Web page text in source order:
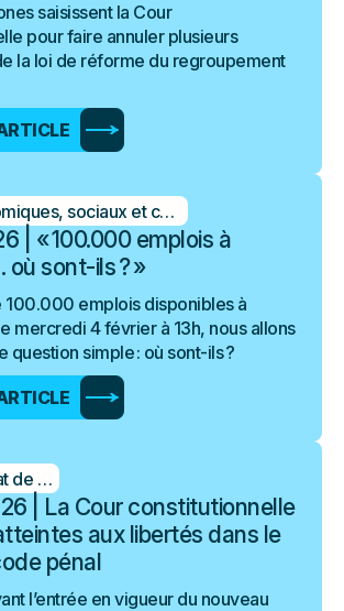
saisissent la Cour
pour faire annuler plusieurs
la loi de réforme du regroupement
Droits économiques, sociaux et culturels
| « 100.000 emplois à
où sont-ils ? »
100.000 emplois disponibles à
mercredi 4 février à 13h, nous allons
question simple : où sont-ils ?
Justice et Etat de droit
| La Cour constitutionnelle
aux libertés dans le
pénal
l’entrée en vigueur du nouveau